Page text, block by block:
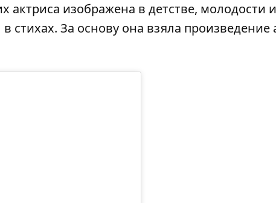
изображена в детстве, молодости
За основу она взяла произведение